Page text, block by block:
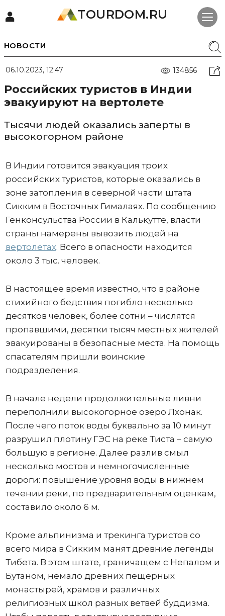
TOURDOM.RU
НОВОСТИ
06.10.2023, 12:47 134856
Российских туристов в Индии
эвакуируют на вертолете
Тысячи людей оказались заперты в
высокогорном районе
В Индии готовится эвакуация троих
российских туристов, которые оказались в
зоне затопления в северной части штата
Сикким в Восточных Гималаях. По сообщению
Генконсульства России в Калькутте, власти
страны намерены вывозить людей на
вертолетах. Всего в опасности находится
около 3 тыс. человек.
В настоящее время известно, что в районе
стихийного бедствия погибло несколько
десятков человек, более сотни – числятся
пропавшими, десятки тысяч местных жителей
эвакуированы в безопасные места. На помощь
спасателям пришли воинские
подразделения.
В начале недели продолжительные ливни
переполнили высокогорное озеро Лхонак.
После чего поток воды буквально за 10 минут
разрушил плотину ГЭС на реке Тиста – самую
большую в регионе. Далее разлив смыл
несколько мостов и немногочисленные
дороги: повышение уровня воды в нижнем
течении реки, по предварительным оценкам,
составило около 6 м.
Кроме альпинизма и трекинга туристов со
всего мира в Сикким манят древние легенды
Тибета. В этом штате, граничащем с Непалом и
Бутаном, немало древних пещерных
монастырей, храмов и различных
религиозных школ разных ветвей буддизма.